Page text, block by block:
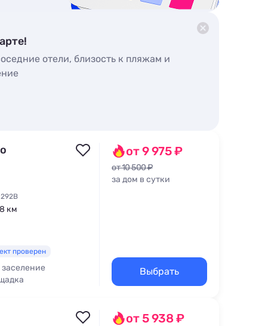
отели, близость к пляжам и
км
проверен
от 9 975 ₽
от 10 500 ₽
за дом в сутки
Выбрать
от 5 938 ₽